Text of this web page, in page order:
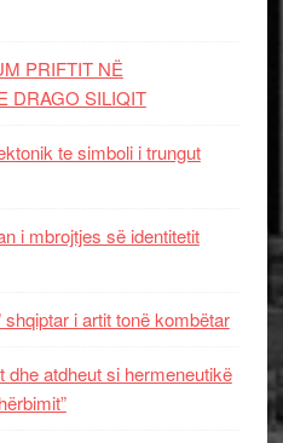
PRIFTIT NË
DRAGO SILIQIT
te simboli i trungut
i mbrojtjes së identitetit
shqiptar i artit tonë kombëtar
dhe atdheut si hermeneutikë